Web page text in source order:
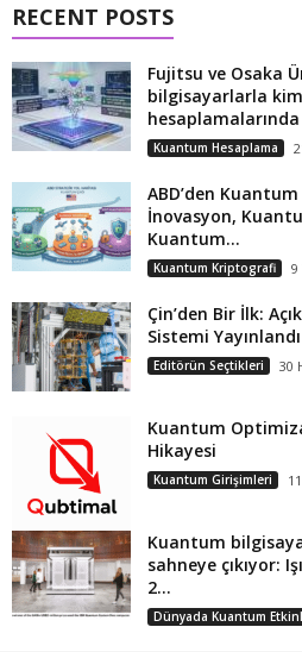
RECENT POSTS
Fujitsu ve Osaka
bilgisayarlarla
Kuantum Hesaplama
ABD’den
İnovasyon,
Kuantum...
Kuantum Kriptografi 9
Çin’den Bir İlk:
Sistemi Yayınlandı
Editörün Seçtikleri 30
Kuantum
Hikayesi
Kuantum Girişimleri
Kuantum
sahneye çıkıyor:
2...
Dünyada Kuantum